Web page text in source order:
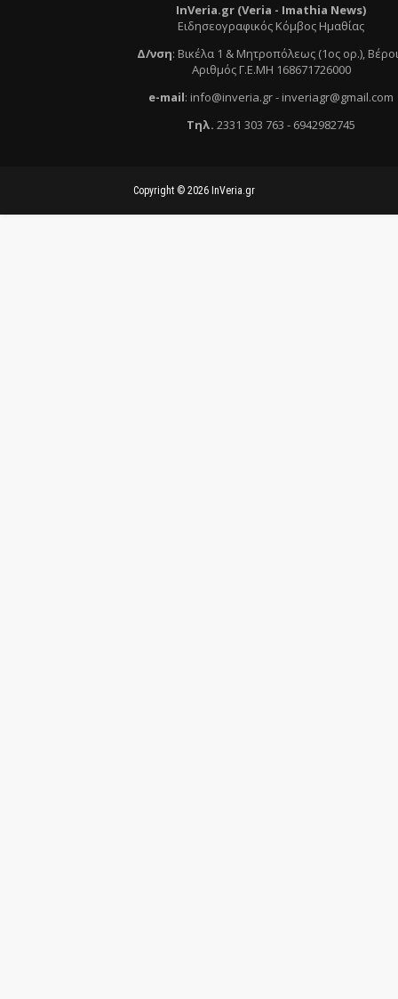
InVeria.gr (Veria - Ιmathia News)
Ειδησεογραφικός Κόμβος Ημαθίας
Δ/νση: Βικέλα 1 & Μητροπόλεως (1ος ορ.),
Αριθμός Γ.Ε.ΜΗ 168671726000
e-mail: info@inveria.gr- inveriagr@gmail.com
Τηλ. 2331 303 763 - 6942982745
Copyright © 2026 InVeria.gr